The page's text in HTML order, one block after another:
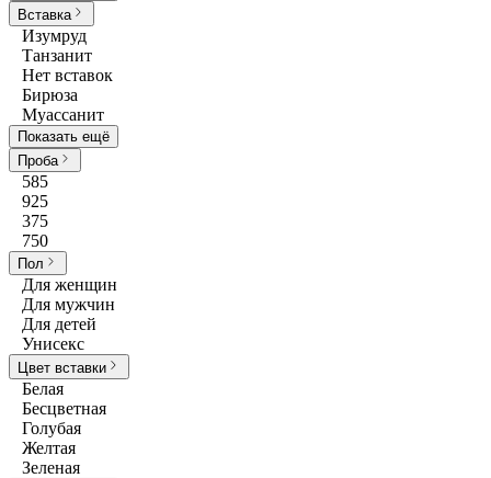
Вставка
Изумруд
Танзанит
Нет вставок
Бирюза
Муассанит
Показать ещё
Проба
585
925
375
750
Пол
Для женщин
Для мужчин
Для детей
Унисекс
Цвет вставки
Белая
Бесцветная
Голубая
Желтая
Зеленая